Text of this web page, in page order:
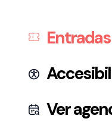
Entradas
Ver